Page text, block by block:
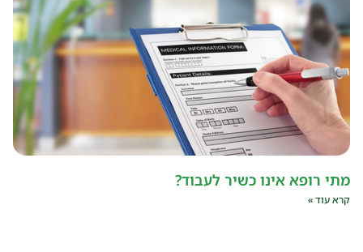
מתי רופא אינו כשיר לעבוד?
קרא עוד »